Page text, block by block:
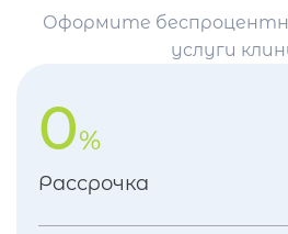
Оформите
услуги
0%
Рассрочка